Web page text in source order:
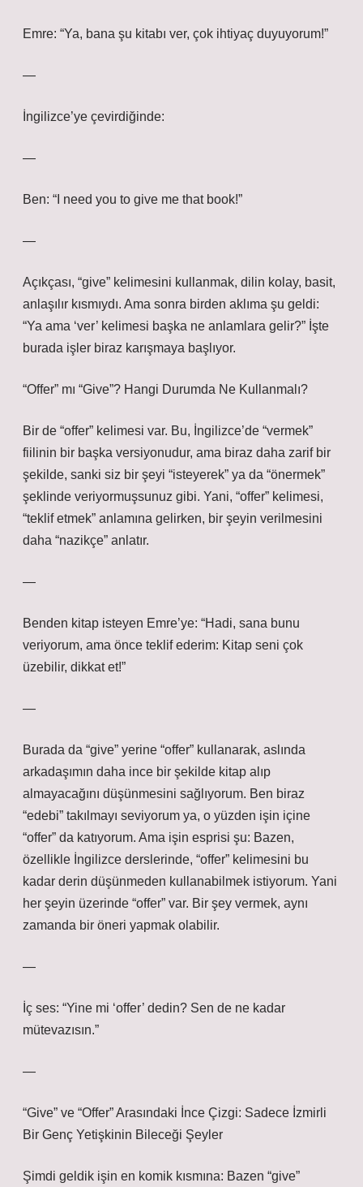
Emre: “Ya, bana şu kitabı ver, çok ihtiyaç duyuyorum!”
—
İngilizce’ye çevirdiğinde:
—
Ben: “I need you to give me that book!”
—
Açıkçası, “give” kelimesini kullanmak, dilin kolay, basit,
anlaşılır kısmıydı. Ama sonra birden aklıma şu geldi:
“Ya ama ‘ver’ kelimesi başka ne anlamlara gelir?” İşte
burada işler biraz karışmaya başlıyor.
“Offer” mı “Give”? Hangi Durumda Ne Kullanmalı?
Bir de “offer” kelimesi var. Bu, İngilizce’de “vermek”
fiilinin bir başka versiyonudur, ama biraz daha zarif bir
şekilde, sanki siz bir şeyi “isteyerek” ya da “önermek”
şeklinde veriyormuşsunuz gibi. Yani, “offer” kelimesi,
“teklif etmek” anlamına gelirken, bir şeyin verilmesini
daha “nazikçe” anlatır.
—
Benden kitap isteyen Emre’ye: “Hadi, sana bunu
veriyorum, ama önce teklif ederim: Kitap seni çok
üzebilir, dikkat et!”
—
Burada da “give” yerine “offer” kullanarak, aslında
arkadaşımın daha ince bir şekilde kitap alıp
almayacağını düşünmesini sağlıyorum. Ben biraz
“edebi” takılmayı seviyorum ya, o yüzden işin içine
“offer” da katıyorum. Ama işin esprisi şu: Bazen,
özellikle İngilizce derslerinde, “offer” kelimesini bu
kadar derin düşünmeden kullanabilmek istiyorum. Yani
her şeyin üzerinde “offer” var. Bir şey vermek, aynı
zamanda bir öneri yapmak olabilir.
—
İç ses: “Yine mi ‘offer’ dedin? Sen de ne kadar
mütevazısın.”
—
“Give” ve “Offer” Arasındaki İnce Çizgi: Sadece İzmirli
Bir Genç Yetişkinin Bileceği Şeyler
Şimdi geldik işin en komik kısmına: Bazen “give”